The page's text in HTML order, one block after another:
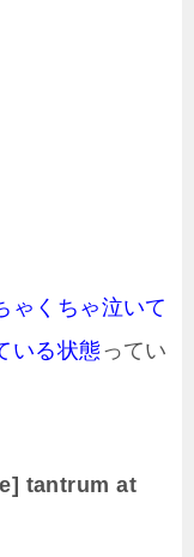
ゃくちゃ泣いて
いる状態ってい
tantrum at